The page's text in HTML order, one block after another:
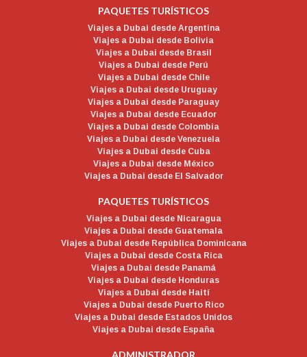
PAQUETES TURÍSTICOS
Viajes a Dubai desde Argentina
Viajes a Dubai desde Bolivia
Viajes a Dubai desde Brasil
Viajes a Dubai desde Perú
Viajes a Dubai desde Chile
Viajes a Dubai desde Uruguay
Viajes a Dubai desde Paraguay
Viajes a Dubai desde Ecuador
Viajes a Dubai desde Colombia
Viajes a Dubai desde Venezuela
Viajes a Dubai desde Cuba
Viajes a Dubai desde México
Viajes a Dubai desde El Salvador
PAQUETES TURÍSTICOS
Viajes a Dubai desde Nicaragua
Viajes a Dubai desde Guatemala
Viajes a Dubai desde República Dominicana
Viajes a Dubai desde Costa Rica
Viajes a Dubai desde Panamá
Viajes a Dubai desde Honduras
Viajes a Dubai desde Haití
Viajes a Dubai desde Puerto Rico
Viajes a Dubai desde Estados Unidos
Viajes a Dubai desde España